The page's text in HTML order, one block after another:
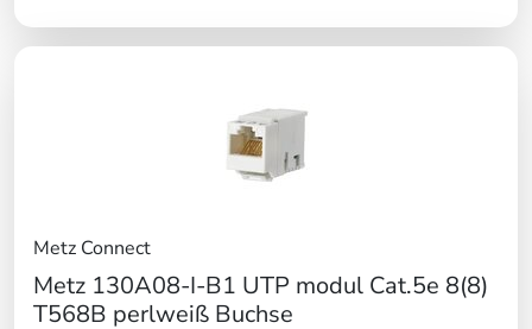
Metz Connect
Metz 130A08-I-B1 UTP modul Cat.5e 8(8)
T568B perlweiß Buchse